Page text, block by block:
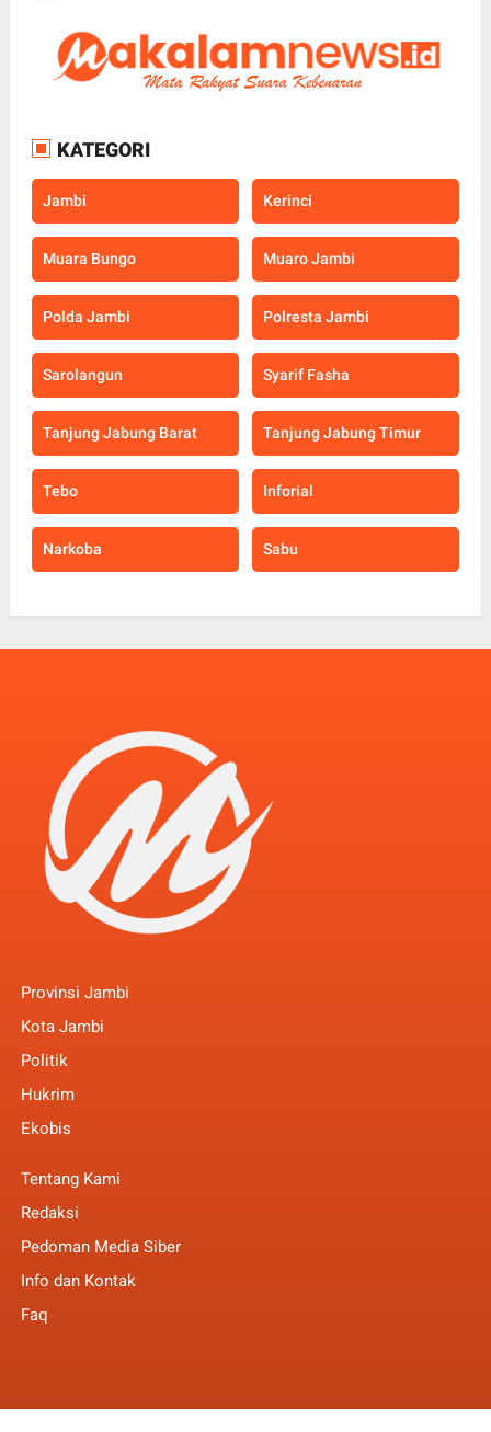
KATEGORI
Jambi Kerinci
Muara Bungo Muaro Jambi
Polda Jambi Polresta Jambi
Sarolangun Syarif Fasha
Tanjung Jabung Barat Tanjung Jabung Timur
Tebo Inforial
Narkoba Sabu
Provinsi Jambi
Kota Jambi
Politik
Hukrim
Ekobis
Tentang Kami
Redaksi
Pedoman Media Siber
Info dan Kontak
Faq